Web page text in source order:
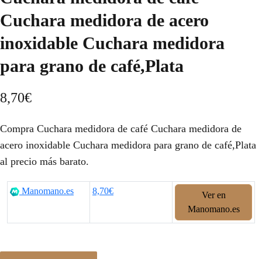
Cuchara medidora de acero
inoxidable Cuchara medidora
para grano de café,Plata
8,70€
Compra Cuchara medidora de café Cuchara medidora de
acero inoxidable Cuchara medidora para grano de café,Plata
al precio más barato.
Manomano.es 8,70€
Ver en
Manomano.es